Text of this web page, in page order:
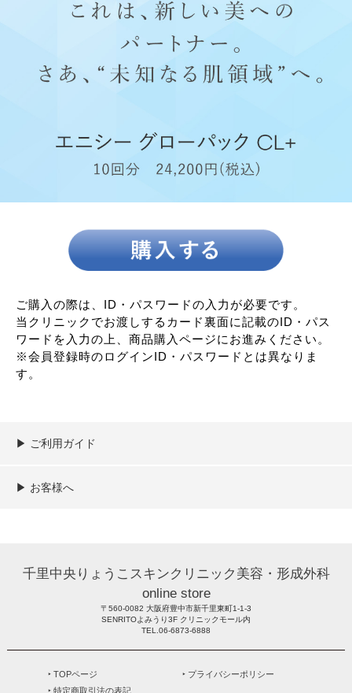
ご購入の際は、ID・パスワードの入力が必要です。
当クリニックでお渡しするカード裏面に記載のID・パス
ワードを入力の上、商品購入ページにお進みください。
※会員登録時のログインID・パスワードとは異なりま
す。
▶︎ ご利用ガイド
ご利用ガイド
決済／配送／送料について
取り扱い商品一覧
顧客情報の取扱について
特定商取引法の表記
▶︎ お客様へ
千里中央りょうこスキンクリニック美容・形成外科
online store
〒560-0082 大阪府豊中市新千里東町1-1-3
SENRITOよみうり3F クリニックモール内
TEL.06-6873-6888
‣ TOPページ
‣ プライバシーポリシー
‣ 特定商取引法の表記